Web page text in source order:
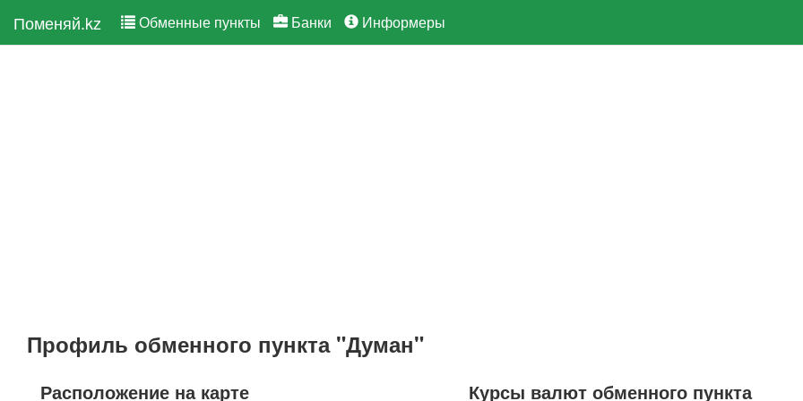
Поменяй.kz Обменные пункты Банки Информеры
Профиль обменного пункта "Думан"
Расположение на карте Курсы валют обменного пункта